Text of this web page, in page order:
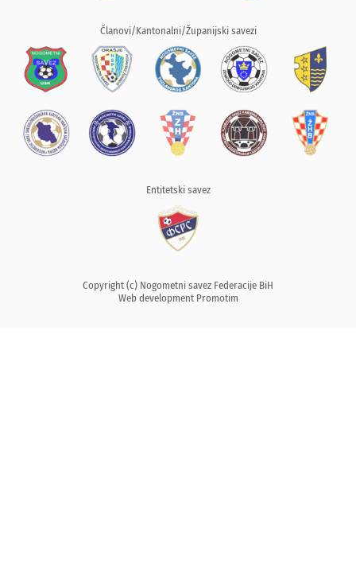
Članovi/Kantonalni/Županijski savezi
Entitetski savez
Copyright (c) Nogometni savez Federacije BiH
Web development Promotim